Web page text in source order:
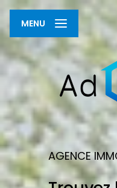
MENU
AGENCE